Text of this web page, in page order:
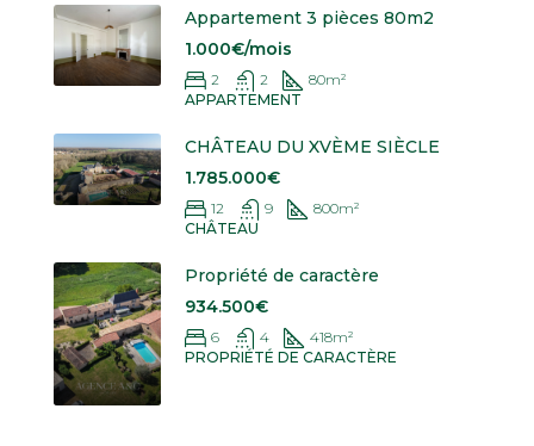
Appartement 3 pièces 80m2
1.000€/mois
2 2 80m²
APPARTEMENT
CHÂTEAU DU XVÈME SIÈCLE
1.785.000€
12 9 800m²
CHÂTEAU
Propriété de caractère
934.500€
6 4 418m²
PROPRIÉTÉ DE CARACTÈRE